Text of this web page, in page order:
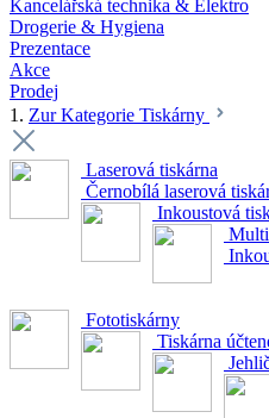
Kancelářská technika & Elektro
Drogerie & Hygiena
Prezentace
Akce
Prodej
1. Zur Kategorie Tiskárny
Laserová tiskárna
Černobílá laserová
Inkoustová
Fototiskárny
Tiskárna